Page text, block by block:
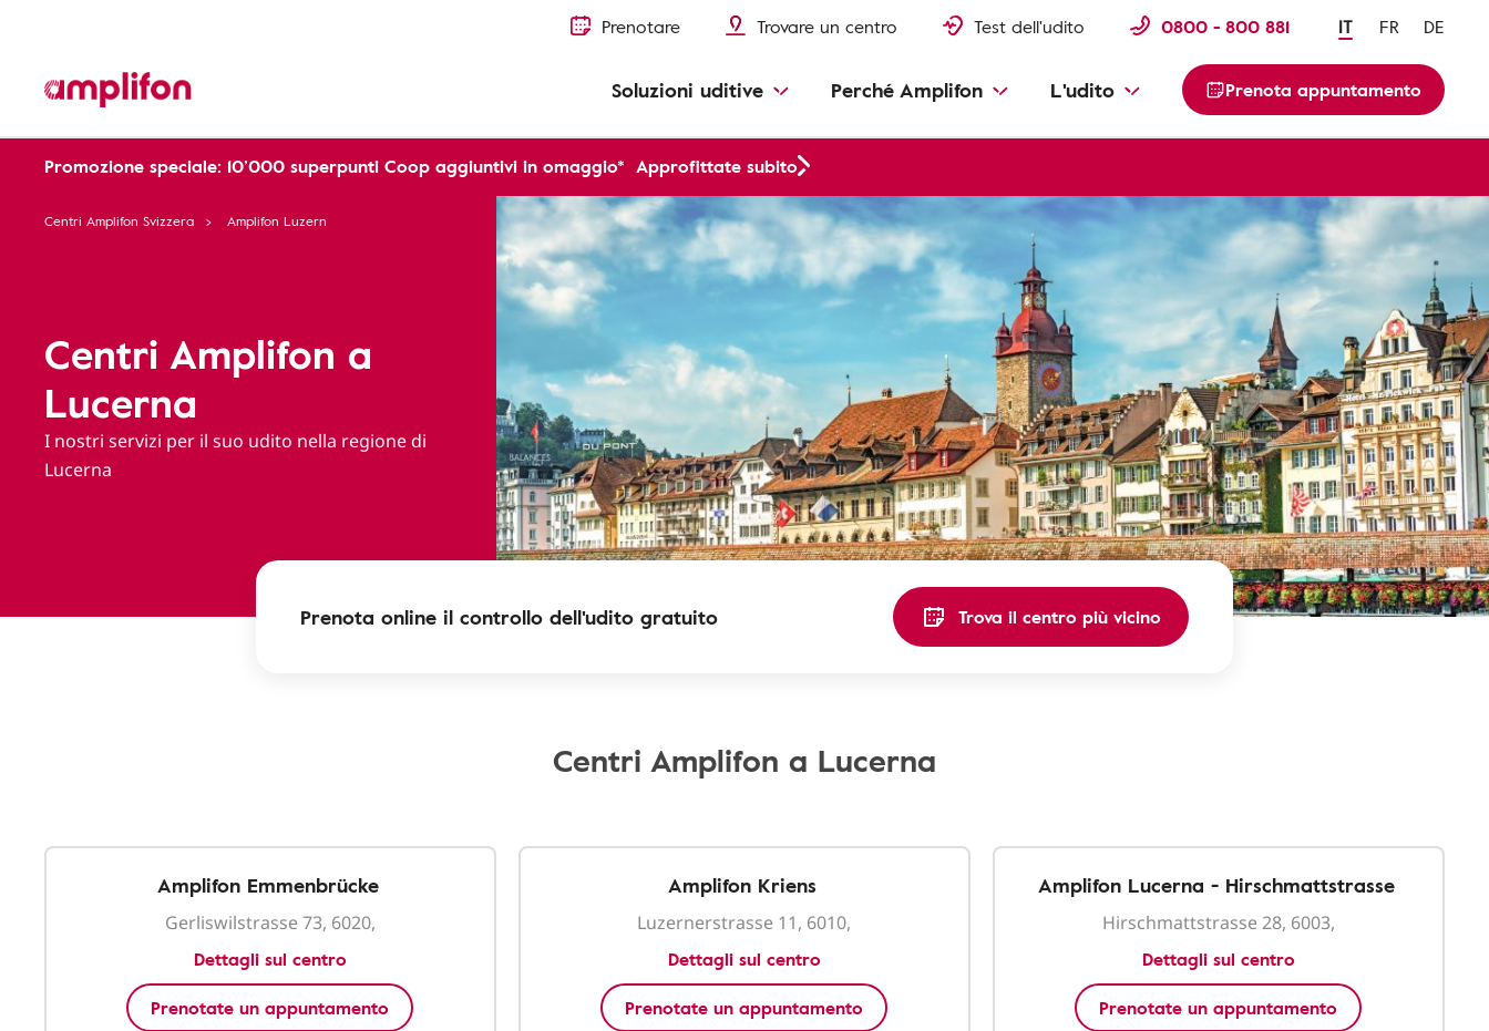
Prenotare Trovare un centro Test dell'udito 0800 - 800 881 IT FR DE
Soluzioni uditive Perché Amplifon L'udito Prenota appuntamento
Promozione speciale: 10’000 superpunti Coop aggiuntivi in omaggio* Approfittate subito
Centri Amplifon Svizzera Amplifon Luzern
Centri Amplifon a
Lucerna
I nostri servizi per il suo udito nella regione di
Lucerna
Prenota online il controllo dell'udito gratuito Trova il centro più vicino
Centri Amplifon a Lucerna
Amplifon Emmenbrücke
Gerliswilstrasse 73, 6020,
Dettagli sul centro
Prenotate un appuntamento
Amplifon Kriens
Luzernerstrasse 11, 6010,
Dettagli sul centro
Prenotate un appuntamento
Amplifon Lucerna - Hirschmattstrasse
Hirschmattstrasse 28, 6003,
Dettagli sul centro
Prenotate un appuntamento